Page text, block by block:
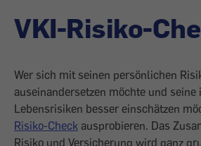
VKI-Risiko-
Wer sich mit seinen persönlichen
auseinandersetzen möchte und
Lebensrisiken besser einschätzen
Risiko-Check ausprobieren. Das
Risiko und Versicherung wird ganz